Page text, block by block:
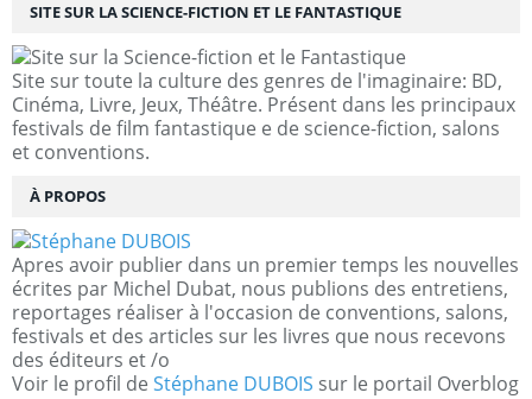
SITE SUR LA SCIENCE-FICTION ET LE FANTASTIQUE
Site sur toute la culture des genres de l'imaginaire: BD,
Cinéma, Livre, Jeux, Théâtre. Présent dans les principaux
festivals de film fantastique e de science-fiction, salons
et conventions.
À PROPOS
Apres avoir publier dans un premier temps les nouvelles
écrites par Michel Dubat, nous publions des entretiens,
reportages réaliser à l'occasion de conventions, salons,
festivals et des articles sur les livres que nous recevons
des éditeurs et /o
Voir le profil de Stéphane DUBOIS sur le portail Overblog